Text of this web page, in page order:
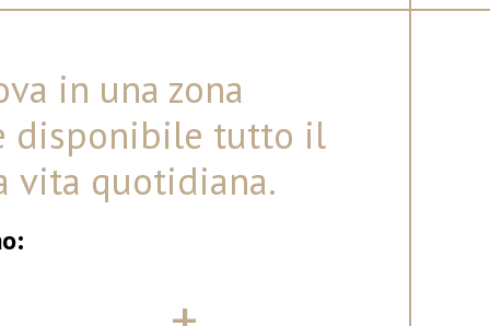
in una zona
disponibile tutto il
vita quotidiana.